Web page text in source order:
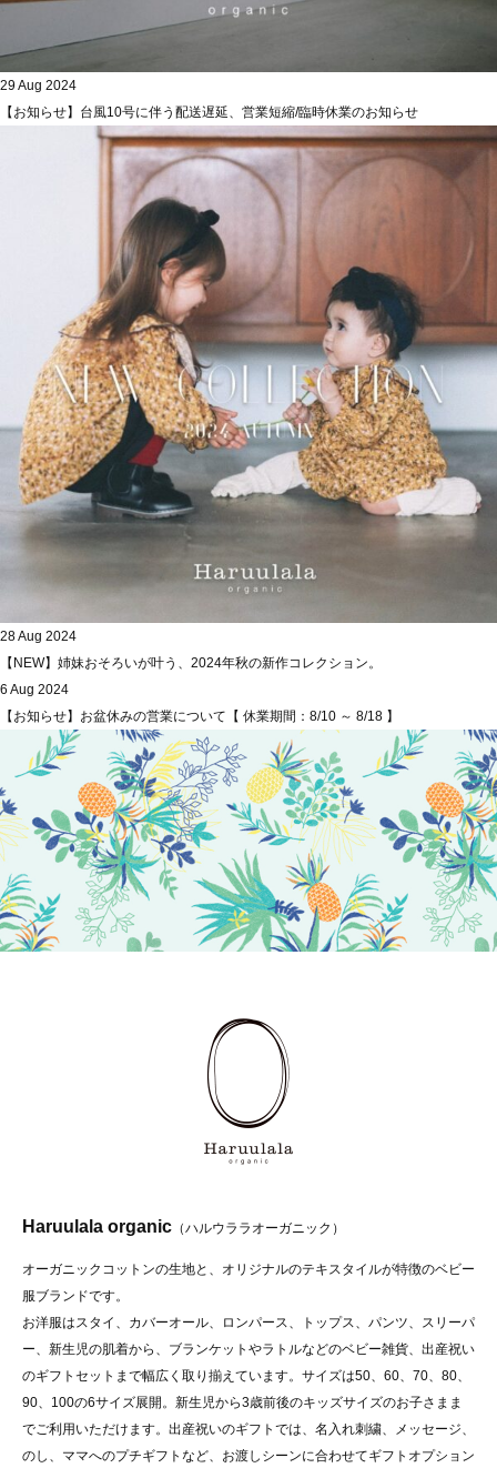
29 Aug 2024
【お知らせ】台風10号に伴う配送遅延、営業短縮/臨時休業のお知らせ
28 Aug 2024
【NEW】姉妹おそろいが叶う、2024年秋の新作コレクション。
6 Aug 2024
【お知らせ】お盆休みの営業について【 休業期間：8/10 ～ 8/18 】
Haruulala organic （ハルウララオーガニック）
オーガニックコットンの生地と、オリジナルのテキスタイルが特徴のベビー
服ブランドです。
お洋服はスタイ、カバーオール、ロンパース、トップス、パンツ、スリーパ
ー、新生児の肌着から、ブランケットやラトルなどのベビー雑貨、出産祝い
のギフトセットまで幅広く取り揃えています。サイズは50、60、70、80、
90、100の6サイズ展開。新生児から3歳前後のキッズサイズのお子さまま
でご利用いただけます。出産祝いのギフトでは、名入れ刺繍、メッセージ、
のし、ママへのプチギフトなど、お渡しシーンに合わせてギフトオプション